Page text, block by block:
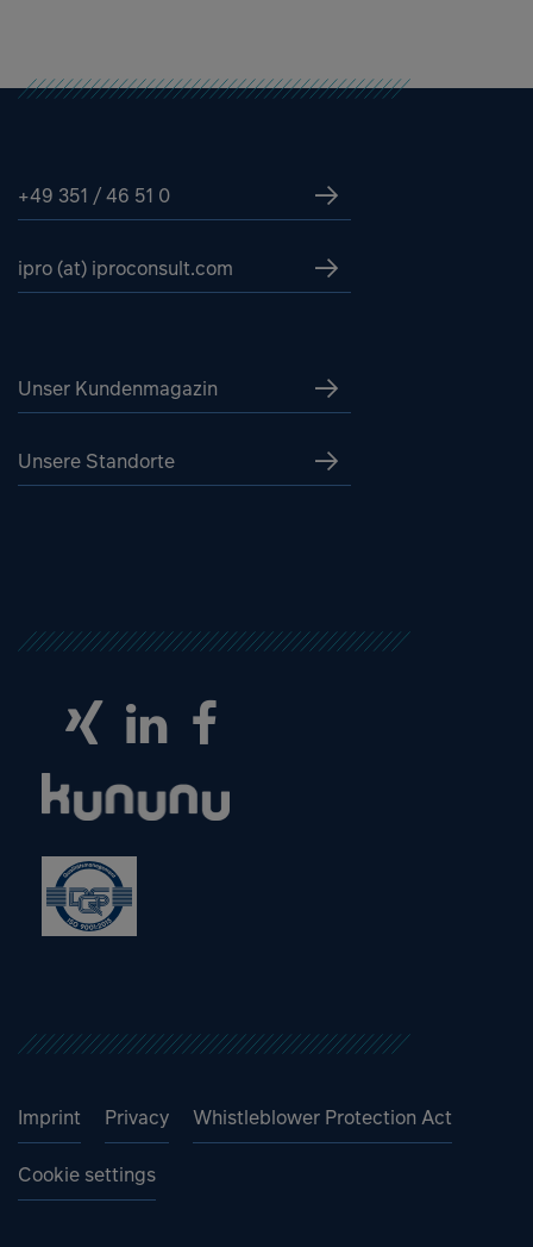
+49 351 / 46 51 0
ipro (at) iproconsult.com
Unser Kundenmagazin
Unsere Standorte
Imprint Privacy Whistleblower Protection Act
Cookie settings